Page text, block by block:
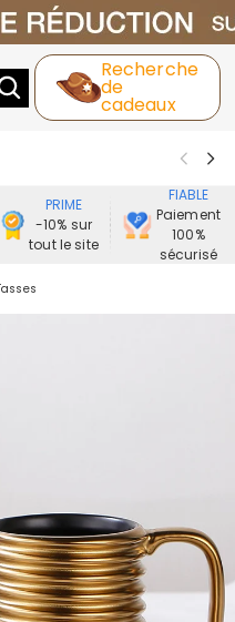
Recherche
de
cadeaux
Ventes
PRIME
-10% sur
tout le site
FIABLE
Paiement
100%
sécurisé